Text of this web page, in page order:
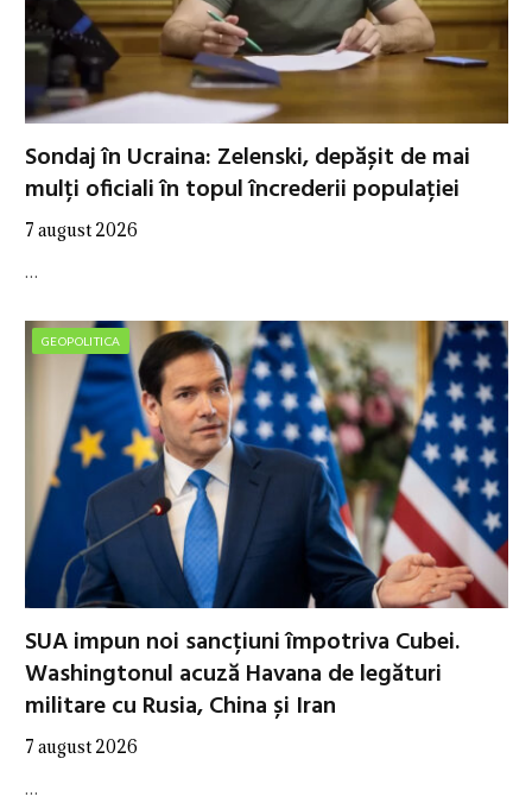
Sondaj în Ucraina: Zelenski, depășit de mai
mulți oficiali în topul încrederii populației
7 august 2026
…
GEOPOLITICA
SUA impun noi sancțiuni împotriva Cubei.
Washingtonul acuză Havana de legături
militare cu Rusia, China și Iran
7 august 2026
…